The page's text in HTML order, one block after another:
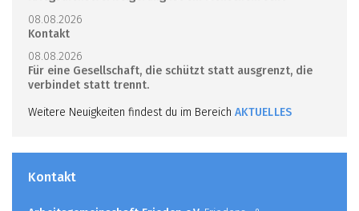
08.08.2026
Kontakt
08.08.2026
Für eine Gesellschaft, die schützt statt ausgrenzt, die
verbindet statt trennt.
Weitere Neuigkeiten findest du im Bereich AKTUELLES
Kontakt